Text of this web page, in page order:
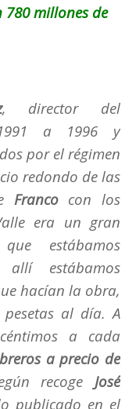
millones de
, director del
a 1996 y
por el régimen
redondo de las
Francocon los
era un gran
estábamos
estábamos
hacían la obra,
al día. A
a cada
a precio de
recoge José
publicado en el